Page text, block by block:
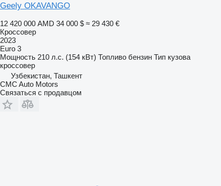
Geely OKAVANGO
12 420 000 AMD 34 000 $ ≈ 29 430 €
Кроссовер
2023
Euro 3
Мощность 210 л.с. (154 кВт) Топливо бензин Тип кузова
кроссовер
Узбекистан, Ташкент
CMC Auto Motors
Связаться с продавцом